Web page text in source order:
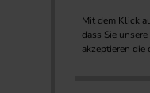
Mit dem Klick
dass Sie unsere
akzeptieren die